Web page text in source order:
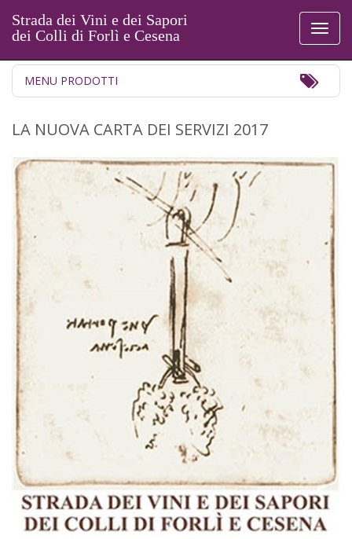
Strada dei Vini e dei Sapori
dei Colli di Forlì e Cesena
MENU PRODOTTI
LA NUOVA CARTA DEI SERVIZI 2017